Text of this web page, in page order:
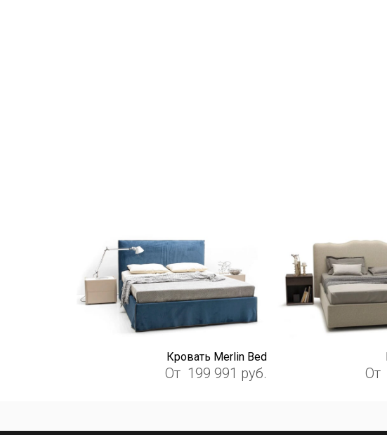
Кровать Merlin Bed
От 199 991 руб. От